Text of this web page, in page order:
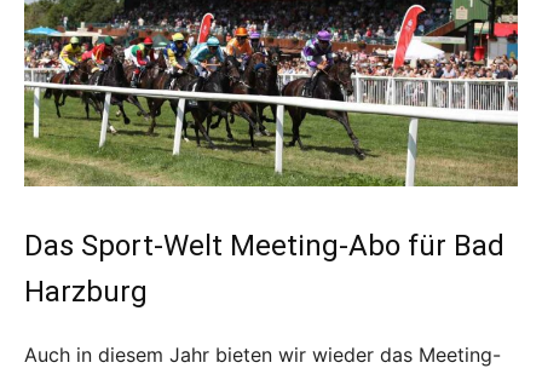
Das Sport-Welt Meeting-Abo für Bad
Harzburg
Auch in diesem Jahr bieten wir wieder das Meeting-